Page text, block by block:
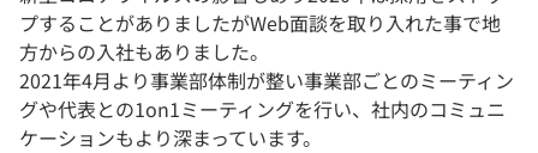
プすることがありましたがWeb面談を取り入れた事で地
方からの入社もありました。
2021年4月より事業部体制が整い事業部ごとのミーティン
グや代表との1on1ミーティングを行い、社内のコミュニ
ケーションもより深まっています。